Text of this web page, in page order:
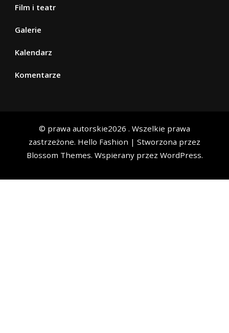
Film i teatr
Galerie
Kalendarz
Komentarze
© prawa autorskie2026 . Wszelkie prawa
zastrzeżone. Hello Fashion | Stworzona przez
Blossom Themes. Wspierany przez WordPress.